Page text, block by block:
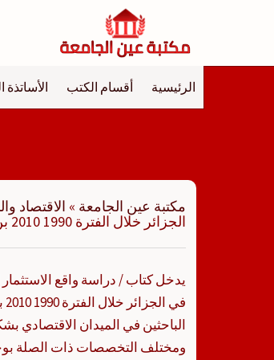
الرئيسية أقسام الكتب الأساتذة
مكتبة عين الجامعة » الاقتصاد
الجزائر خلال الفترة 1990 2010 بن عيشي عمار، بن ابراهيم الغالي
يدخل كتاب / دراسة واقع
الباحثين في الميدان الاقتصادي
ومختلف التخصصات ذات الصلة